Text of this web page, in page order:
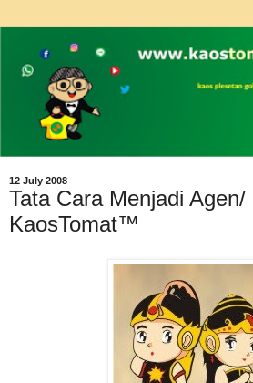
12 July 2008
Tata Cara Menjadi
KaosTomat™